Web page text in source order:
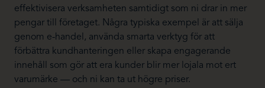
effektivisera verksamheten samtidigt som ni drar in mer
pengar till företaget. Några typiska exempel är att sälja
genom e-handel, använda smarta verktyg för att
förbättra kundhanteringen eller skapa engagerande
innehåll som gör att era kunder blir mer lojala mot ert
varumärke — och ni kan ta ut högre priser.